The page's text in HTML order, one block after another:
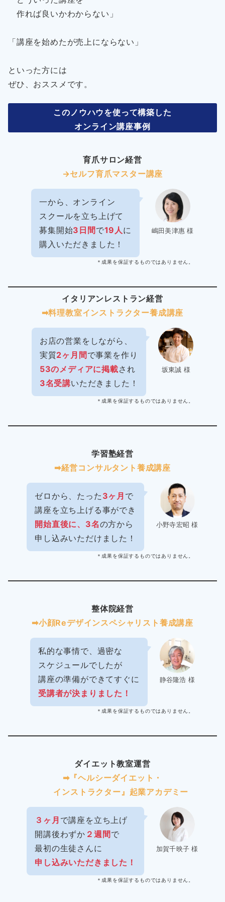
作れば良いかわからない」
「講座を始めたが売上にならない」
といった方には
ぜひ、おススメです。
このノウハウを使って構築した
オンライン講座事例
育爪サロン経営
→セルフ育爪マスター講座
嶋田美津惠 様
一から、オンライン
スクールを立ち上げて
募集開始3日間 で19人に
購入いただきました！
＊成果を保証するものではありません。
イタリアンレストラン経営
➡︎料理教室インストラクター養成講座
坂東誠 様
お店の営業をしながら、
実質2ヶ月間 で事業を作り
53のメディアに掲載され
3名受講いただきました！
＊成果を保証するものではありません。
学習塾経営
➡︎経営コンサルタント養成講座
小野寺宏昭 様
ゼロから、たった 3ヶ月 で
講座を立ち上げる事ができ
開始直後に、3名の方から
申し込みいただけました！
＊成果を保証するものではありません。
整体院経営
➡︎小顔Reデザインスペシャリスト養成講座
静谷隆浩 様
私的な事情で、過密な
スケジュールでしたが
講座の準備ができてすぐに
受講者が決まりました！
＊成果を保証するものではありません。
ダイエット教室運営
➡︎『ヘルシーダイエット・
インストラクター』起業アカデミー
加賀千映子 様
３ヶ月 で講座を立ち上げ
開講後わずか ２週間 で
最初の生徒さんに
申し込みいただきました！
＊成果を保証するものではありません。